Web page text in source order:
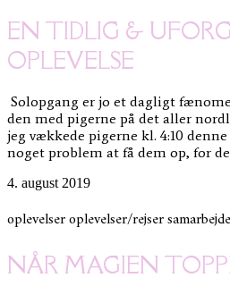
EN TIDLIG &
OPLEVELSE
Solopgang er jo et dagligt
den med pigerne på det aller
jeg vækkede pigerne kl. 4:10
noget problem at få dem op, for
4. august 2019
oplevelseroplevelser/rejsersamarbejde
NÅR MAGIEN